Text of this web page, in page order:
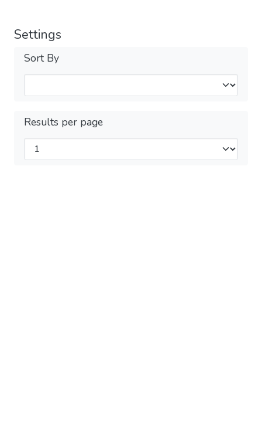
Settings
Sort By
Results per page